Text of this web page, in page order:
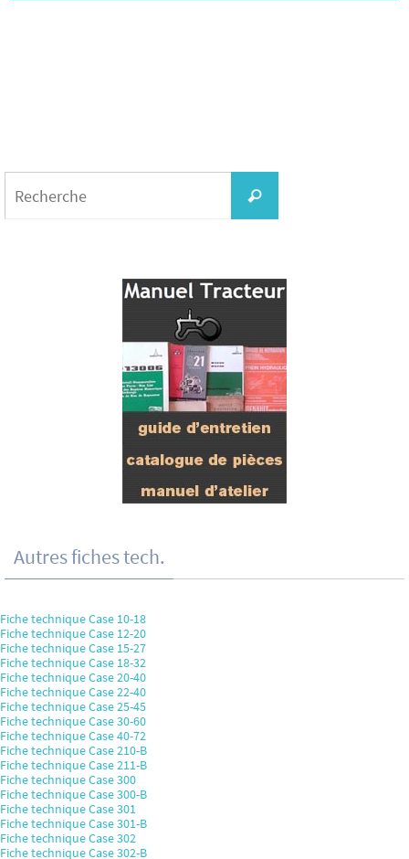
Recherche
Autres fiches tech.
Fiche technique Case 10-18
Fiche technique Case 12-20
Fiche technique Case 15-27
Fiche technique Case 18-32
Fiche technique Case 20-40
Fiche technique Case 22-40
Fiche technique Case 25-45
Fiche technique Case 30-60
Fiche technique Case 40-72
Fiche technique Case 210-B
Fiche technique Case 211-B
Fiche technique Case 300
Fiche technique Case 300-B
Fiche technique Case 301
Fiche technique Case 301-B
Fiche technique Case 302
Fiche technique Case 302-B